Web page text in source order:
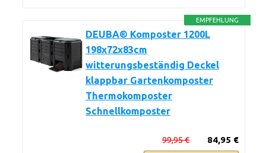
EMPFEHLUNG
DEUBA® Komposter 1200L
198x72x83cm
witterungsbeständig Deckel
klappbar Gartenkomposter
Thermokomposter
Schnellkomposter
84,95 €
99,95 €